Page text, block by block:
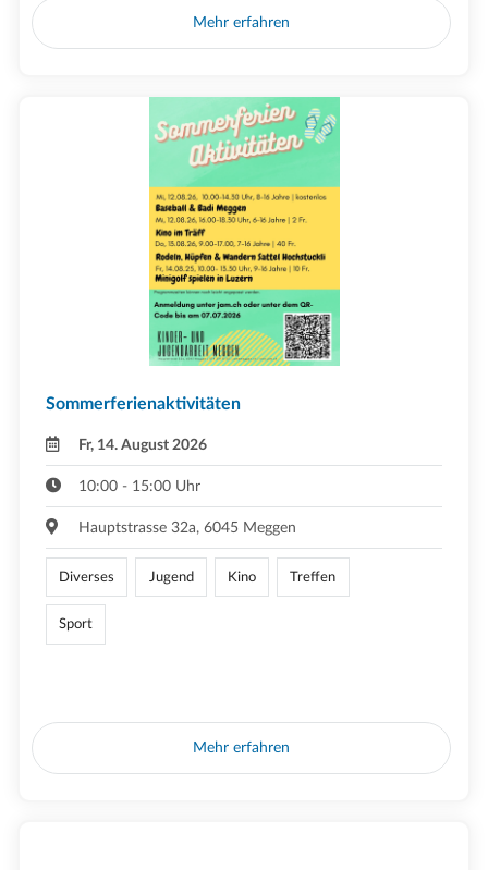
Mehr erfahren
Sommerferienaktivitäten
Fr, 14. August 2026
10:00 - 15:00 Uhr
Hauptstrasse 32a, 6045 Meggen
Diverses Jugend Kino Treffen
Sport
Mehr erfahren